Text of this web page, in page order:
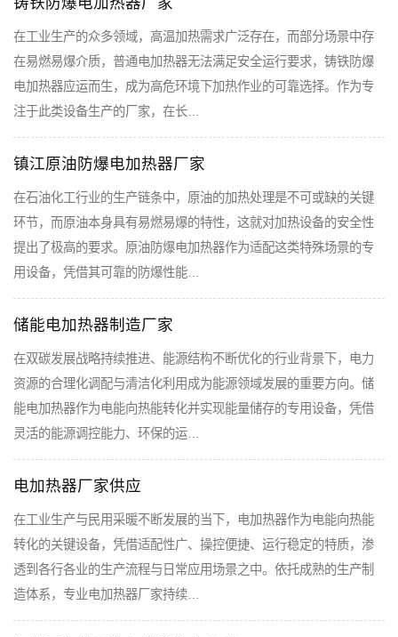
在工业生产的众多领域，高温加热需求广泛存在，而部分场景中存
在易燃易爆介质，普通电加热器无法满足安全运行要求，铸铁防爆
电加热器应运而生，成为高危环境下加热作业的可靠选择。作为专
注于此类设备生产的厂家，在长…
镇江原油防爆电加热器厂家
在石油化工行业的生产链条中，原油的加热处理是不可或缺的关键
环节，而原油本身具有易燃易爆的特性，这就对加热设备的安全性
提出了极高的要求。原油防爆电加热器作为适配这类特殊场景的专
用设备，凭借其可靠的防爆性能…
储能电加热器制造厂家
在双碳发展战略持续推进、能源结构不断优化的行业背景下，电力
资源的合理化调配与清洁化利用成为能源领域发展的重要方向。储
能电加热器作为电能向热能转化并实现能量储存的专用设备，凭借
灵活的能源调控能力、环保的运…
电加热器厂家供应
在工业生产与民用采暖不断发展的当下，电加热器作为电能向热能
转化的关键设备，凭借适配性广、操控便捷、运行稳定的特质，渗
透到各行各业的生产流程与日常应用场景之中。依托成熟的生产制
造体系，专业电加热器厂家持续…